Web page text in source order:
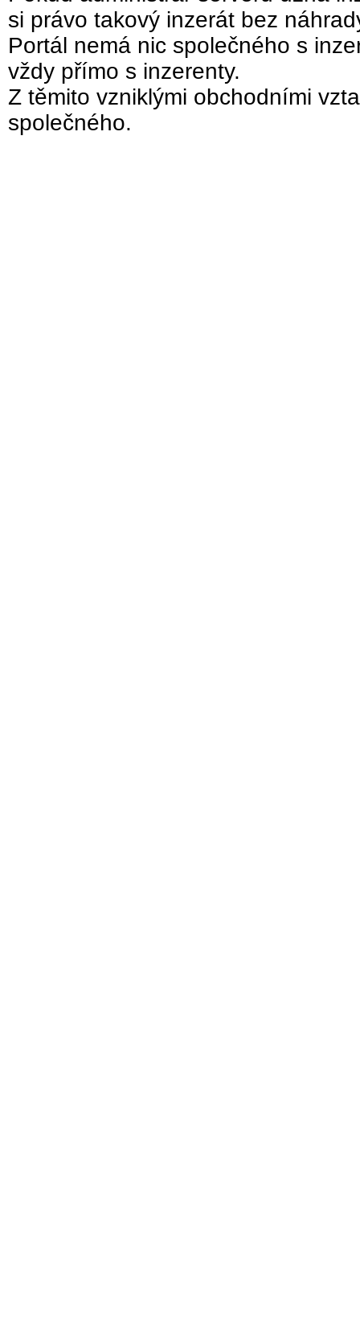
si právo takový inzerát bez
Portál nemá nic společného s
vždy přímo s inzerenty.
Z těmito vzniklými obchodními
společného.